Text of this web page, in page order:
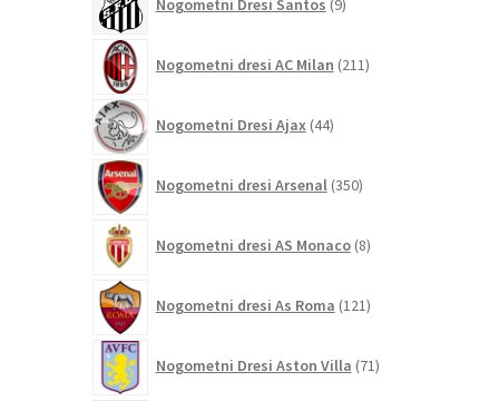
Nogometni Dresi Santos 9izdelkov
Nogometni dresi AC Milan 211izdelkov
Nogometni Dresi Ajax 44izdelkov
Nogometni dresi Arsenal 350izdelkov
Nogometni dresi AS Monaco 8izdelkov
Nogometni dresi As Roma 121izdelkov
Nogometni Dresi Aston Villa 71izdelkov